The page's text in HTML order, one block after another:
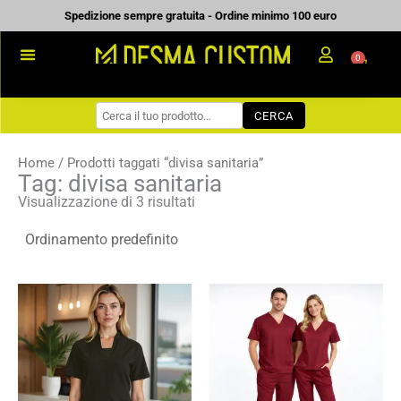
al
contenuto
Spedizione sempre gratuita - Ordine minimo 100 euro
WORKWEAR
COME ORDINARE
PREVENTIVI
CONTATTI
0
CERCA
Home / Prodotti taggati “divisa sanitaria”
Tag: divisa sanitaria
Visualizzazione di 3 risultati
Fascia
di
prezzo:
da
11,75 €
16,78 €
Fascia
di
prezzo:
da
13,80 €
a
19,71 €